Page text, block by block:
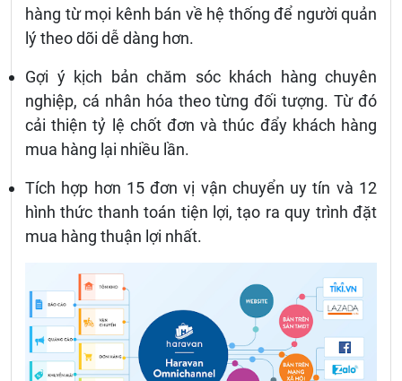
hàng từ mọi kênh bán về hệ thống để người quản
lý theo dõi dễ dàng hơn.
Gợi ý kịch bản chăm sóc khách hàng chuyên
nghiệp, cá nhân hóa theo từng đối tượng. Từ đó
cải thiện tỷ lệ chốt đơn và thúc đẩy khách hàng
mua hàng lại nhiều lần.
Tích hợp hơn 15 đơn vị vận chuyển uy tín và 12
hình thức thanh toán tiện lợi, tạo ra quy trình đặt
mua hàng thuận lợi nhất.